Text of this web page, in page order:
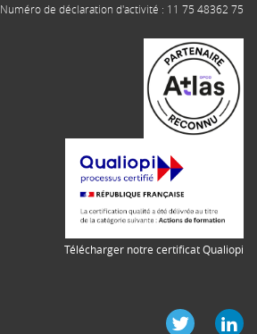
Numéro de déclaration d'activité : 11 75 48362 75
Télécharger notre certificat Qualiopi